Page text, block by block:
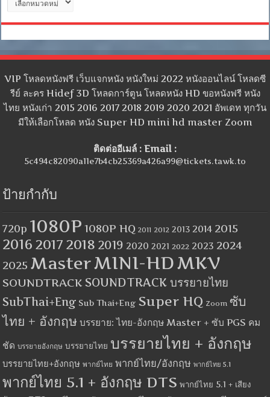
หมู่
VIP โหลดหนังฟรี เว็บแจกหนัง หนังใหม่ 2022 หนังออนไลน์ โหลดซี
รีย์ ละคร Hidef 3D โหลดการ์ตูน โหลดหนัง HD ขอหนังฟรี หนัง
ไทย หนังเก่า 2015 2016 2017 2018 2019 2020 2021 อัพเดท ทุกวัน
มีให้เลือกโหลด หนัง Super HD mini hd master Zoom
ติดต่ออีเมล์ : Email :
5c494c82090a11e7b4cb25369a426a99@tickets.tawk.to
ป้ายกำกับ
720p 1080P 1080P HQ 2011 2012 2013 2014 2015
2016 2017 2018 2019 2020 2021 2022 2023 2024
2025 MasterMINI-HDMKV
SOUNDTRACK SOUNDTRACK บรรยายไทย
SubThai+Eng Sub Thai+Eng Super HQ Zoom ซับ
ไทย + อังกฤษ บรรยาย: ไทย-อังกฤษ Master + ซับ PGS คม
ชัด บรรยายอังกฤษ บรรยายไทย บรรยายไทย + อังกฤษ
บรรยายไทย+อังกฤษ พากย์ไทย พากย์ไทย/อังกฤษ พากย์ไทย 5.1
พากย์ไทย 5.1 + อังกฤษ DTS พากย์ไทย 5.1 + เสียง